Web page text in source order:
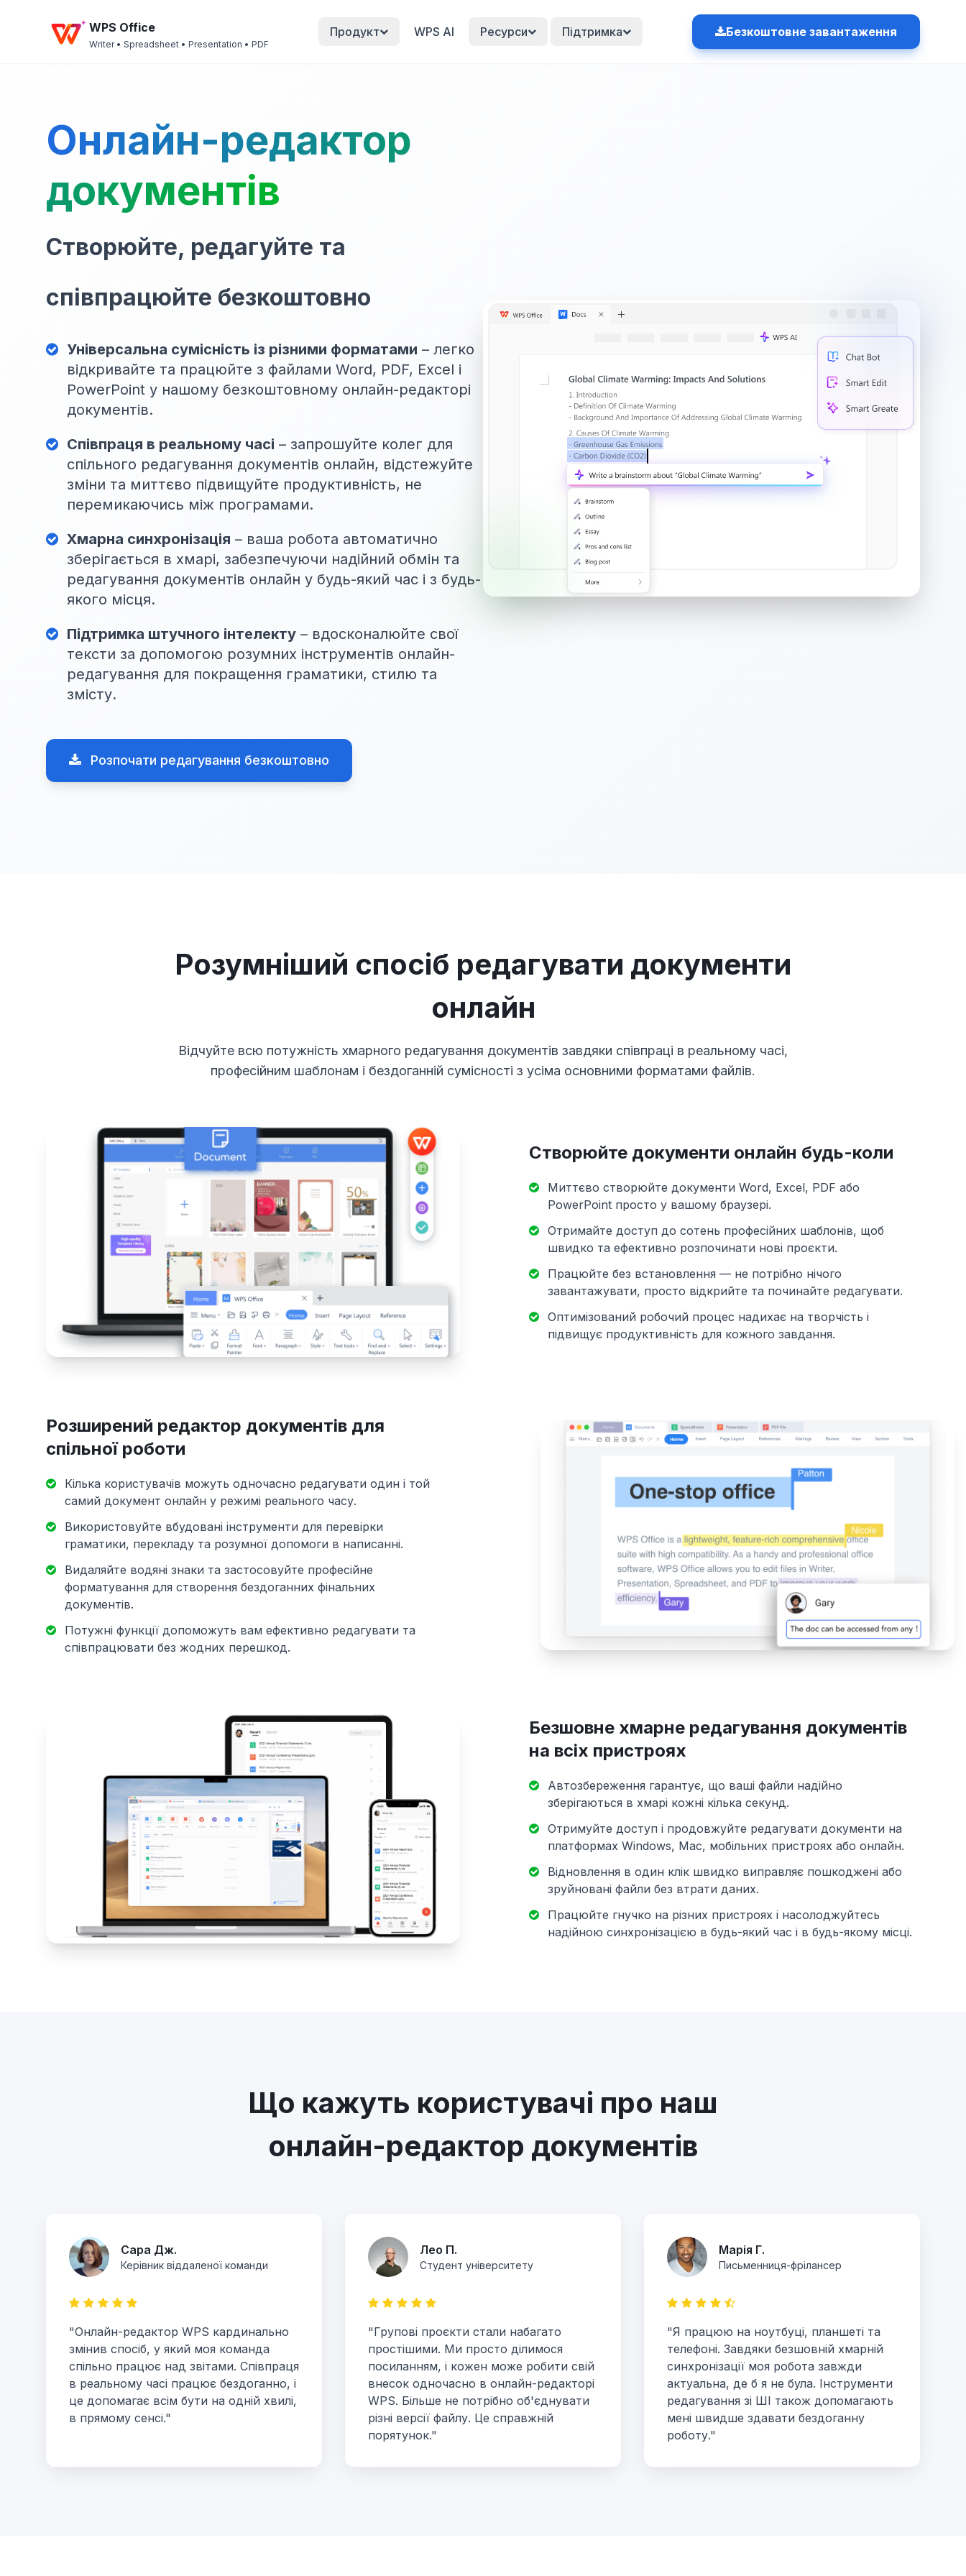
WPS Office
Writer • Spreadsheet • Presentation • PDF
Продукт WPS AI Ресурси Підтримка Безкоштовне завантаження
Онлайн-редактор
документів
Створюйте, редагуйте та
співпрацюйте безкоштовно
Універсальна сумісність із різними форматами – легко
відкривайте та працюйте з файлами Word, PDF, Excel і
PowerPoint у нашому безкоштовному онлайн-редакторі
документів.
Співпраця в реальному часі – запрошуйте колег для
спільного редагування документів онлайн, відстежуйте
зміни та миттєво підвищуйте продуктивність, не
перемикаючись між програмами.
Хмарна синхронізація – ваша робота автоматично
зберігається в хмарі, забезпечуючи надійний обмін та
редагування документів онлайн у будь-який час і з будь-
якого місця.
Підтримка штучного інтелекту – вдосконалюйте свої
тексти за допомогою розумних інструментів онлайн-
редагування для покращення граматики, стилю та
змісту.
Розпочати редагування безкоштовно
Розумніший спосіб редагувати документи
онлайн
Відчуйте всю потужність хмарного редагування документів завдяки співпраці в реальному часі,
професійним шаблонам і бездоганній сумісності з усіма основними форматами файлів.
Створюйте документи онлайн будь-коли
Миттєво створюйте документи Word, Excel, PDF або
PowerPoint просто у вашому браузері.
Отримайте доступ до сотень професійних шаблонів, щоб
швидко та ефективно розпочинати нові проєкти.
Працюйте без встановлення — не потрібно нічого
завантажувати, просто відкрийте та починайте редагувати.
Оптимізований робочий процес надихає на творчість і
підвищує продуктивність для кожного завдання.
Розширений редактор документів для
спільної роботи
Кілька користувачів можуть одночасно редагувати один і той
самий документ онлайн у режимі реального часу.
Використовуйте вбудовані інструменти для перевірки
граматики, перекладу та розумної допомоги в написанні.
Видаляйте водяні знаки та застосовуйте професійне
форматування для створення бездоганних фінальних
документів.
Потужні функції допоможуть вам ефективно редагувати та
співпрацювати без жодних перешкод.
Безшовне хмарне редагування документів
на всіх пристроях
Автозбереження гарантує, що ваші файли надійно
зберігаються в хмарі кожні кілька секунд.
Отримуйте доступ і продовжуйте редагувати документи на
платформах Windows, Mac, мобільних пристроях або онлайн.
Відновлення в один клік швидко виправляє пошкоджені або
зруйновані файли без втрати даних.
Працюйте гнучко на різних пристроях і насолоджуйтесь
надійною синхронізацією в будь-який час і в будь-якому місці.
Що кажуть користувачі про наш
онлайн-редактор документів
Сара Дж.
Керівник віддаленої команди
"Онлайн-редактор WPS кардинально
змінив спосіб, у який моя команда
спільно працює над звітами. Співпраця
в реальному часі працює бездоганно, і
це допомагає всім бути на одній хвилі,
в прямому сенсі."
Лео П.
Студент університету
"Групові проєкти стали набагато
простішими. Ми просто ділимося
посиланням, і кожен може робити свій
внесок одночасно в онлайн-редакторі
WPS. Більше не потрібно об'єднувати
різні версії файлу. Це справжній
порятунок."
Марія Г.
Письменниця-фрілансер
"Я працюю на ноутбуці, планшеті та
телефоні. Завдяки безшовній хмарній
синхронізації моя робота завжди
актуальна, де б я не була. Інструменти
редагування зі ШІ також допомагають
мені швидше здавати бездоганну
роботу."